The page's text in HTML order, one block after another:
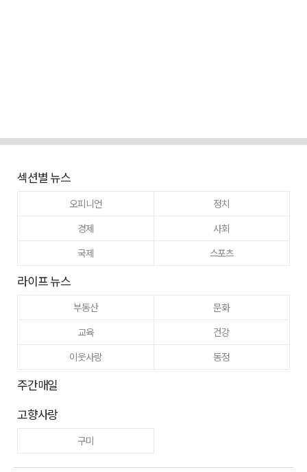
섹션별 뉴스
오피니언
정치
경제
사회
국제
스포츠
라이프 뉴스
부동산
문화
교육
건강
이웃사랑
동정
주간매일
고향사랑
구미